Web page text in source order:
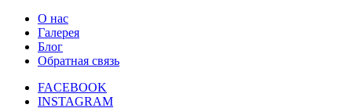
О нас
Галерея
Блог
Обратная связь
FACEBOOK
INSTAGRAM